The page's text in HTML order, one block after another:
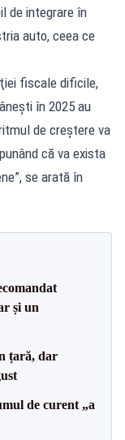
de integrare în
auto, ceea ce
fiscale dificile,
în 2025 au
de creştere va
că va exista
se arată în
și un
țară, dar
de curent „a